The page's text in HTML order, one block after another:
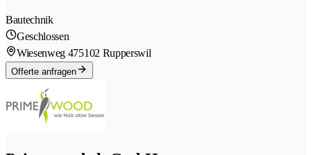
Bautechnik
Geschlossen
Wiesenweg 475102 Rupperswil
Offerte anfragen